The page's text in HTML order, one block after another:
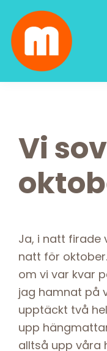
primary
navigation
main
content
primary
sidebar
footer
Malin
författarskap
Vi
Ja, i natt firade
natt för
om vi var kvar
jag hamnat på
upptäckt två
upp
alltså upp våra